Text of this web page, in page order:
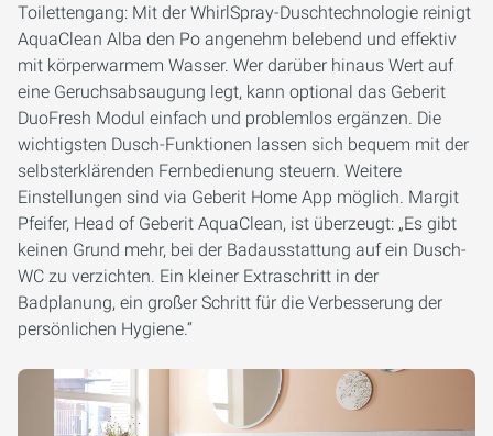
Toilettengang: Mit der WhirlSpray-Duschtechnologie reinigt
AquaClean Alba den Po angenehm belebend und effektiv
mit körperwarmem Wasser. Wer darüber hinaus Wert auf
eine Geruchsabsaugung legt, kann optional das Geberit
DuoFresh Modul einfach und problemlos ergänzen. Die
wichtigsten Dusch-Funktionen lassen sich bequem mit der
selbsterklärenden Fernbedienung steuern. Weitere
Einstellungen sind via Geberit Home App möglich. Margit
Pfeifer, Head of Geberit AquaClean, ist überzeugt: „Es gibt
keinen Grund mehr, bei der Badausstattung auf ein Dusch-
WC zu verzichten. Ein kleiner Extraschritt in der
Badplanung, ein großer Schritt für die Verbesserung der
persönlichen Hygiene.“